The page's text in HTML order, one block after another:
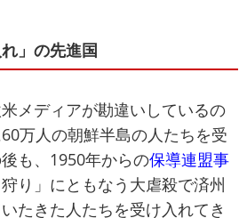
」の先進国
メディアが勘違いしているの
万人の朝鮮半島の人たちを受
も、1950年からの保導連盟事
り」にともなう大虐殺で済州
たきた人たちを受け入れてき